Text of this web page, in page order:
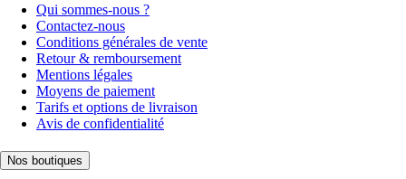
Qui sommes-nous ?
Contactez-nous
Conditions générales de vente
Retour & remboursement
Mentions légales
Moyens de paiement
Tarifs et options de livraison
Avis de confidentialité
Nos boutiques